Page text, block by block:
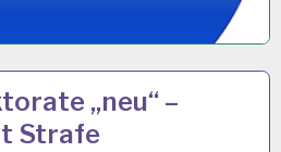
„neu“ –
Strafe